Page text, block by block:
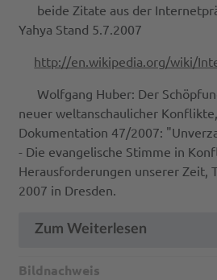
beide Zitate aus der
Yahya Stand 5.7.2007
http://en.wikipedia.org/wiki/
Wolfgang Huber: Der
neuer weltanschaulicher
Dokumentation 47/2007:
- Die evangelische Stimme in
Herausforderungen unserer Zeit,
2007 in Dresden.
Zum Weiterlesen
Bildnachweis